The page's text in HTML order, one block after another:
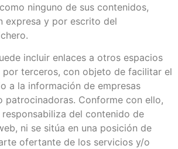
ninguno de sus contenidos,
expresa y por escrito del
incluir enlaces a otros espacios
por terceros, con objeto de facilitar el
a la información de empresas
patrocinadoras. Conforme con ello,
del contenido de
ni se sitúa en una posición de
ofertante de los servicios y/o